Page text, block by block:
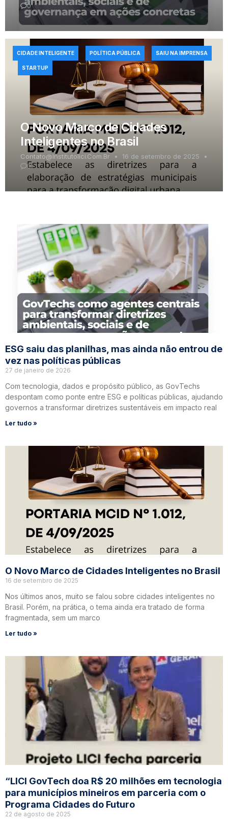
0
O Novo Marco de Cidades
Inteligentes no Brasil
Contato@institutolici.com.br
16 de setembro de 2025
0
CIDADE INTELIGENTE POLÍTICA PÚBLICA SAIU NA IMPRENSA
STARTUP
ESG saiu das planilhas, mas ainda não entrou de
vez nas políticas públicas
27 de janeiro de 2026
Com tecnologia, dados e propósito público, as GovTechs
despontam como ponte entre ESG e políticas públicas, ajudando
governos a transformar diretrizes sustentáveis em impacto real
Ler tudo »
O Novo Marco de Cidades Inteligentes no Brasil
16 de setembro de 2025
Nos últimos anos, muito se falou sobre cidades inteligentes no
Brasil. Porém, na prática, o tema ainda era tratado de forma
fragmentada, sem um marco
Ler tudo »
“LICI GovTech doa R$ 20 milhões em tecnologia
para municípios mineiros em parceria com o
Programa Cidades do Futuro
22 de agosto de 2025